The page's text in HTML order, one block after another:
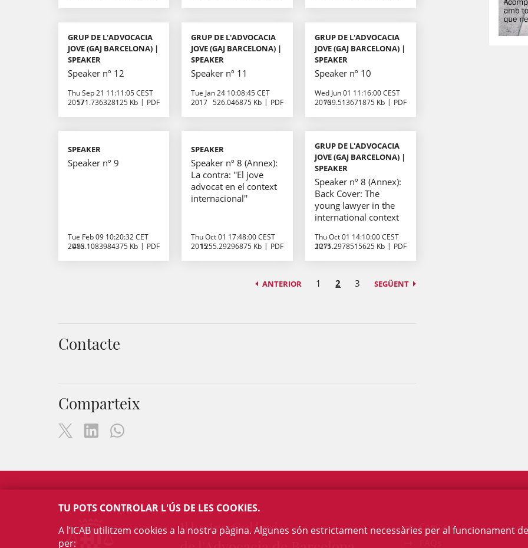
GRUP DE L'ADVOCACIA
JOVE (GAJ BARCELONA) |
SPEAKER
Speaker nº 12
Thu Sep 21 11:11:05 CEST
2017571.736328125 Kb PDF
GRUP DE L'ADVOCACIA
JOVE (GAJ BARCELONA) |
SPEAKER
Speaker nº 11
Tue Jan 24 10:08:45 CET
2017 526.046875 Kb PDF
GRUP DE L'ADVOCACIA
JOVE (GAJ BARCELONA) |
SPEAKER
Speaker nº 10
Wed Jun 01 11:16:00 CEST
2016739.513671875 Kb PDF
SPEAKER
Speaker nº 9
Tue Feb 09 10:20:32 CET
2016
483.1083984375 Kb PDF
SPEAKER
Speaker nº 8 (Annex):
La contra: ''El jove
advocat en el context
internacional''
Thu Oct 01 17:48:00 CEST
20151255.29296875 Kb PDF
GRUP DE L'ADVOCACIA
JOVE (GAJ BARCELONA) |
SPEAKER
Speaker nº 8 (Annex):
Back Cover: The
young lawyer in the
international context
Thu Oct 01 14:10:00 CEST
2015
1271.2978515625 Kb PDF
ANTERIOR 1 2 3 SEGÜENT
Contacte
Comparteix
Il·lustre Col·legi
Contacte
TU POTS CONTROLAR L'ÚS DE LES COOKIES.
A l’ICAB utilitzem cookies a la nostra pàgina. Algunes són estrictament necessàries per al funcionament
per: